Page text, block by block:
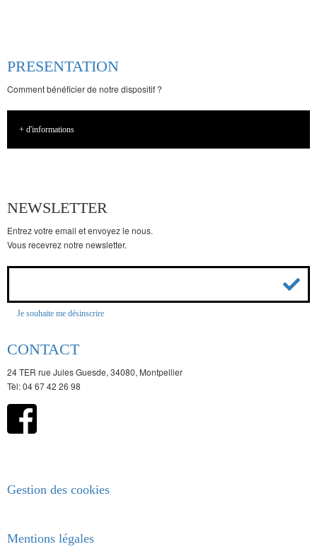
PRESENTATION
Comment bénéficier de notre dispositif ?
+ d'informations
NEWSLETTER
Entrez votre email et envoyez le nous.
Vous recevrez notre newsletter.
Je souhaite me désinscrire
CONTACT
24 TER rue Jules Guesde, 34080, Montpellier
Tèl: 04 67 42 26 98
Gestion des cookies
Mentions légales